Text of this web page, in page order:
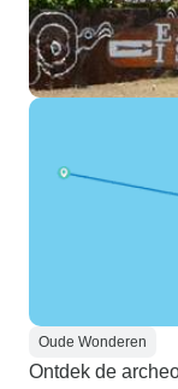
Oude Wonderen
Ontdek de